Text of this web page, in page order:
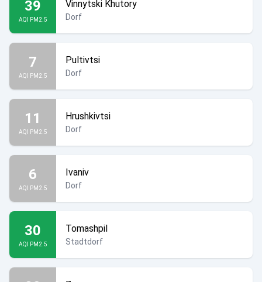
39
AQI PM2.5
Vinnytski Khutory
Dorf
7
AQI PM2.5
Pultivtsi
Dorf
11
AQI PM2.5
Hrushkivtsi
Dorf
6
AQI PM2.5
Ivaniv
Dorf
30
AQI PM2.5
Tomashpil
Stadtdorf